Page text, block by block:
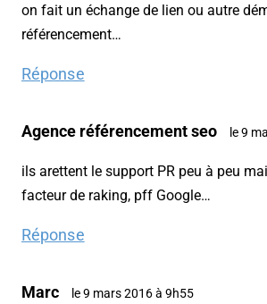
on fait un échange de lien ou autre
référencement…
Réponse
Agence référencement seo le 9
ils arettent le support PR peu à peu
facteur de raking, pff Google…
Réponse
Marc le 9 mars 2016 à 9h55